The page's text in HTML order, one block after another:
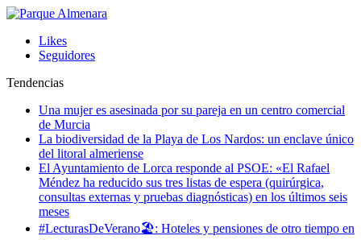
Likes
Seguidores
Tendencias
Una mujer es asesinada por su pareja en un centro comercial
de Murcia
La biodiversidad de la Playa de Los Nardos: un enclave único
del litoral almeriense
El Ayuntamiento de Lorca responde al PSOE: «El Rafael
Méndez ha reducido sus tres listas de espera (quirúrgica,
consultas externas y pruebas diagnósticas) en los últimos seis
meses
#LecturasDeVerano🏖: Hoteles y pensiones de otro tiempo en